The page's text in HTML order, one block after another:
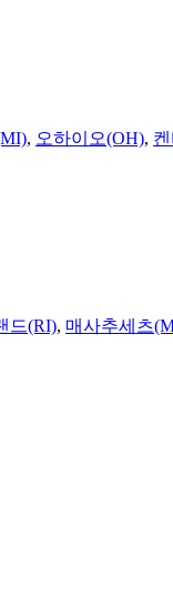
, 오하이오(OH),
드(RI), 매사추세츠